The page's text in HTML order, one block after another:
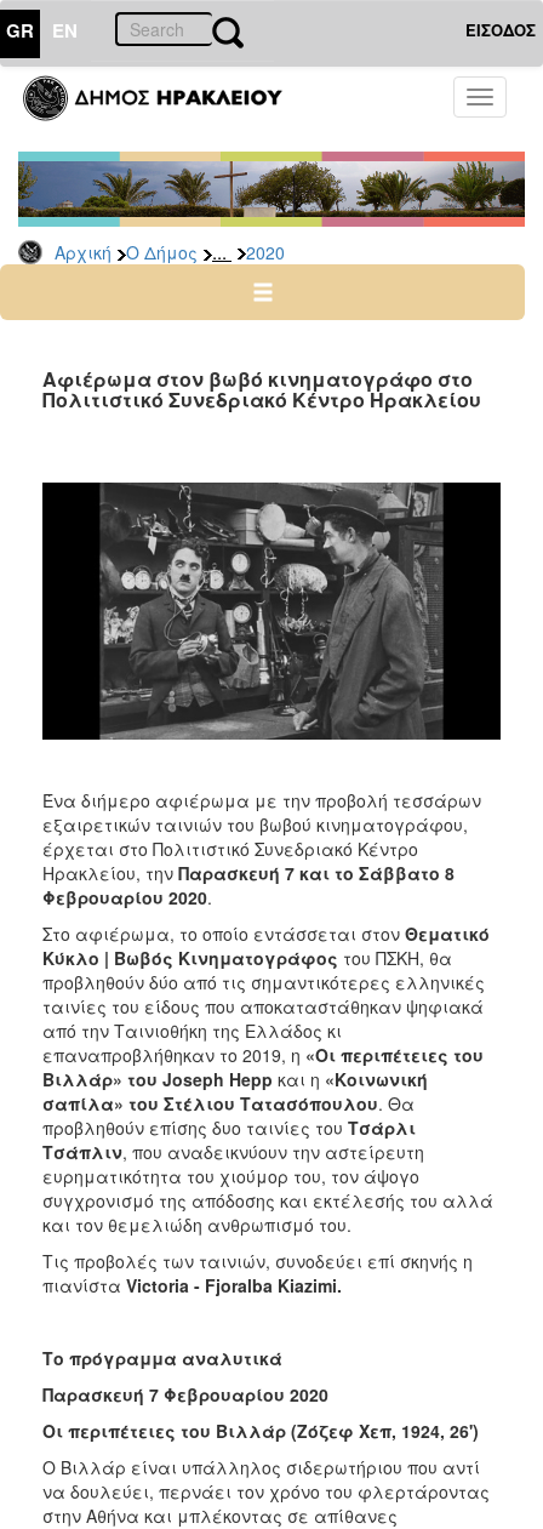
GR EN ΕΙΣΟΔΟΣ
Toggle
Αρχική Ο Δήμος ... 2020
ΔΗΜΟΣ
Δελτία
Τύπου
Αρχείο
2026
2024
2022
2019
2018
2017
2016
2015
2013
2012
2010
2006
ΤΟΠΟΣ
ΠΟΛΙΤΙΣΜΟΣ
ΑΝΘΕΚΤΙΚΗ
ΠΟΛΗ
Αφιέρωμα στον βωβό κινηματογράφο στο
Πολιτιστικό Συνεδριακό Κέντρο Ηρακλείου
Ένα διήμερο αφιέρωμα με την προβολή τεσσάρων
εξαιρετικών ταινιών του βωβού κινηματογράφου,
έρχεται στο Πολιτιστικό Συνεδριακό Κέντρο
Ηρακλείου, την Παρασκευή 7 και το Σάββατο 8
Φεβρουαρίου 2020.
Στο αφιέρωμα, το οποίο εντάσσεται στον Θεματικό
Κύκλο | Βωβός Κινηματογράφος του ΠΣΚΗ, θα
προβληθούν δύο από τις σημαντικότερες ελληνικές
ταινίες του είδους που αποκαταστάθηκαν ψηφιακά
από την Ταινιοθήκη της Ελλάδος κι
επαναπροβλήθηκαν το 2019, η «Οι περιπέτειες του
Βιλλάρ» του Joseph Hepp και η «Κοινωνική
σαπίλα» του Στέλιου Τατασόπουλου. Θα
προβληθούν επίσης δυο ταινίες του Τσάρλι
Τσάπλιν, που αναδεικνύουν την αστείρευτη
ευρηματικότητα του χιούμορ του, τον άψογο
συγχρονισμό της απόδοσης και εκτέλεσής του αλλά
και τον θεμελιώδη ανθρωπισμό του.
Τις προβολές των ταινιών, συνοδεύει επί σκηνής η
πιανίστα Victoria - Fjoralba Kiazimi.
Το πρόγραμμα αναλυτικά
Παρασκευή 7 Φεβρουαρίου 2020
Οι περιπέτειες του Βιλλάρ (Ζόζεφ Χεπ, 1924, 26')
Ο Βιλλάρ είναι υπάλληλος σιδερωτήριου που αντί
να δουλεύει, περνάει τον χρόνο του φλερτάροντας
στην Αθήνα και μπλέκοντας σε απίθανες